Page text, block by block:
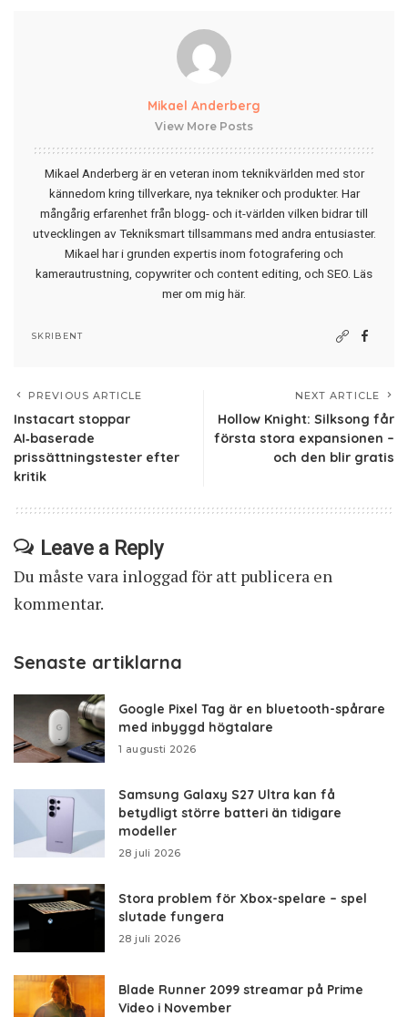
Mikael Anderberg
View More Posts
Mikael Anderberg är en veteran inom teknikvärlden med stor
kännedom kring tillverkare, nya tekniker och produkter. Har
mångårig erfarenhet från blogg- och it-världen vilken bidrar till
utvecklingen av Tekniksmart tillsammans med andra entusiaster.
Mikael har i grunden expertis inom fotografering och
kamerautrustning, copywriter och content editing, och SEO. Läs
mer om mig här.
SKRIBENT
PREVIOUS ARTICLE
Instacart stoppar
AI‑baserade
prissättningstester efter
kritik
NEXT ARTICLE
Hollow Knight: Silksong får
första stora expansionen –
och den blir gratis
Leave a Reply
Du måste vara inloggadför att publicera en
kommentar.
Senaste artiklarna
Google Pixel Tag är en bluetooth-spårare
med inbyggd högtalare
1 augusti 2026
Samsung Galaxy S27 Ultra kan få
betydligt större batteri än tidigare
modeller
28 juli 2026
Stora problem för Xbox-spelare – spel
slutade fungera
28 juli 2026
Blade Runner 2099 streamar på Prime
Video i November